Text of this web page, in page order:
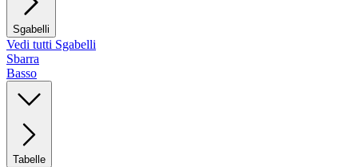
Sgabelli
Vedi tutti Sgabelli
Sbarra
Basso
Tabelle